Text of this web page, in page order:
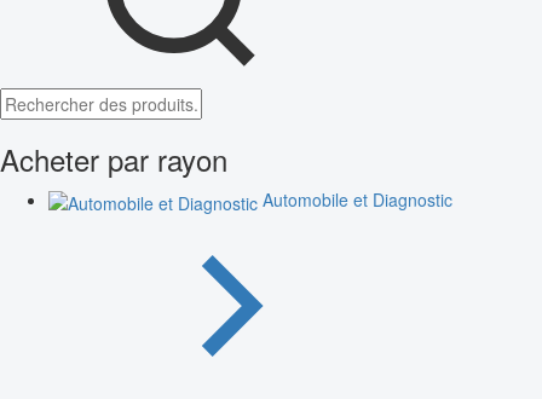
Acheter par rayon
Automobile et Diagnostic